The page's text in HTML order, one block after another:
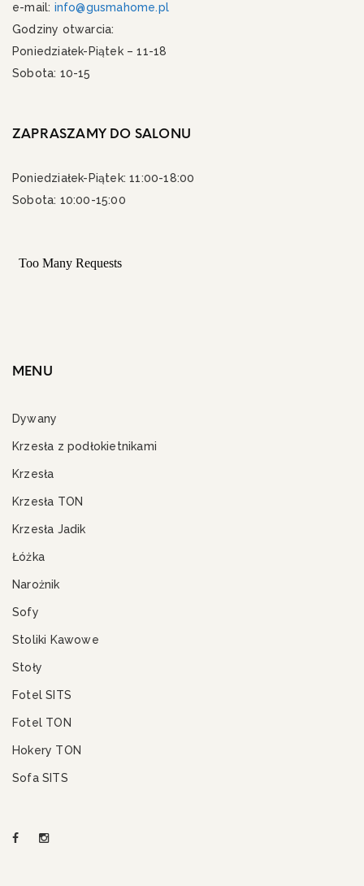
e-mail: info@gusmahome.pl
Godziny otwarcia:
Poniedziałek-Piątek – 11-18
Sobota: 10-15
ZAPRASZAMY DO SALONU
Poniedziałek-Piątek: 11:00-18:00
Sobota: 10:00-15:00
MENU
Dywany
Krzesła z podłokietnikami
Krzesła
Krzesła TON
Krzesła Jadik
Łóżka
Narożnik
Sofy
Stoliki Kawowe
Stoły
Fotel SITS
Fotel TON
Hokery TON
Sofa SITS